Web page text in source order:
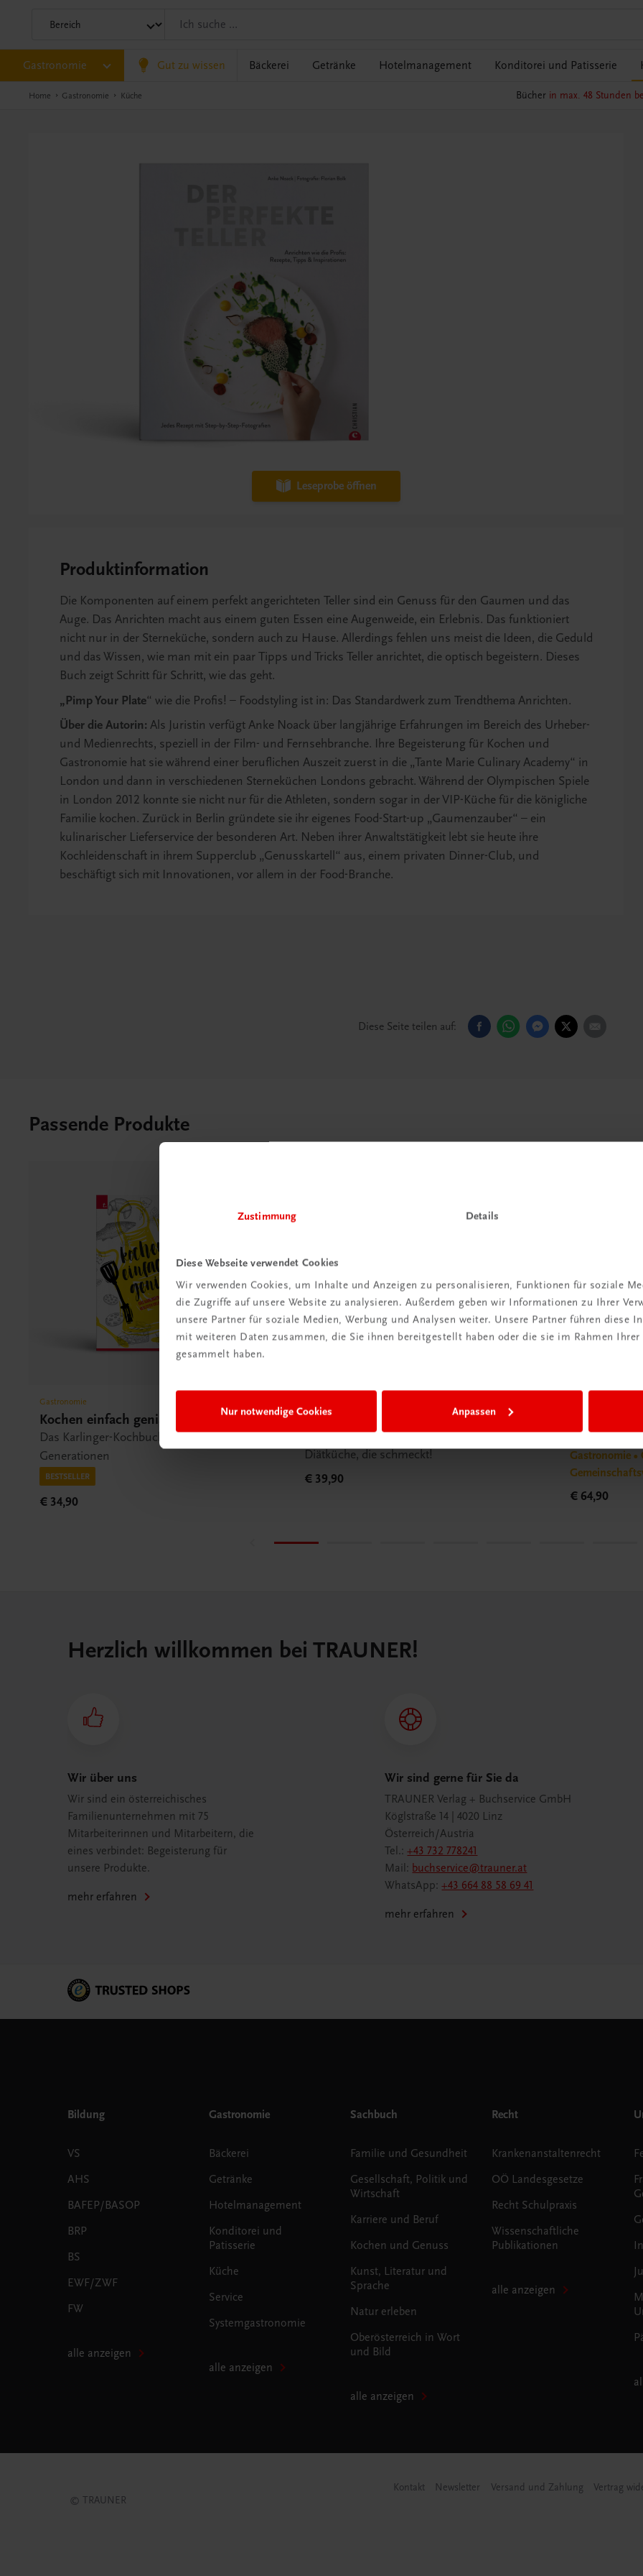
Zustimmung Details
Diese Webseite verwendet Cookies
Wir verwenden Cookies, um Inhalte und Anzeigen zu personalisieren, Funktionen für soziale
die Zugriffe auf unsere Website zu analysieren. Außerdem geben wir Informationen zu Ihrer
unsere Partner für soziale Medien, Werbung und Analysen weiter. Unsere Partner führen diese
mit weiteren Daten zusammen, die Sie ihnen bereitgestellt haben oder die sie im Rahmen
gesammelt haben.
Nur notwendige Cookies Anpassen
Gastronomie Gut zu wissen Bäckerei Getränke Hotelmanagement Konditorei und Patisserie
Home Gastronomie Küche Bücher in max. 48 Stunden
Leseprobe öffnen
Produktinformation
Die Komponenten auf einem perfekt angerichteten Teller sind ein Genuss für den Gaumen und das
Auge. Das Anrichten macht aus einem guten Essen eine Augenweide, ein Erlebnis. Das funktioniert
nicht nur in der Sterneküche, sondern auch zu Hause. Allerdings fehlen uns meist die Ideen, die Geduld
und das Wissen, wie man mit ein paar Tipps und Tricks Teller anrichtet, die optisch begeistern. Dieses
Buch zeigt Schritt für Schritt, wie das geht.
„Pimp Your Plate“ wie die Profis! – Foodstyling ist in: Das Standardwerk zum Trendthema Anrichten.
Über die Autorin: Als Juristin verfügt Anke Noack über langjährige Erfahrungen im Bereich des Urheber-
und Medienrechts, speziell in der Film- und Fernsehbranche. Ihre Begeisterung für Kochen und
Gastronomie hat sie während einer beruflichen Auszeit zuerst in die „Tante Marie Culinary Academy“ in
London und dann in verschiedenen Sterneküchen Londons gebracht. Während der Olympischen Spiele
in London 2012 konnte sie nicht nur für die Athleten, sondern sogar in der VIP-Küche für die königliche
Familie kochen. Zurück in Berlin gründete sie ihr eigenes Food-Start-up „Gaumenzauber“ – ein
kulinarischer Lieferservice der besonderen Art. Neben ihrer Anwaltstätigkeit lebt sie heute ihre
Kochleidenschaft in ihrem Supperclub „Genusskartell“ aus, einem privaten Dinner-Club, und
beschäftigt sich mit Innovationen, vor allem in der Food-Branche.
Diese Seite teilen auf:
Passende Produkte
Gastronomie
Kochen einfach genial
Das Karlinger-Kochbuch – Begleiter vieler
Generationen
BESTSELLER
€ 34,90
Kulinarische Diätküche – Gesund
kochen für Genießer
Diätküche, die schmeckt!
€ 39,90
Kochen im
Viele
Gastronomie •
€ 64,90
Herzlich willkommen bei TRAUNER!
Wir über uns
Wir sind ein österreichisches
Familienunternehmen mit 75
Mitarbeiterinnen und Mitarbeitern, die
eines verbindet: Begeisterung für
unsere Produkte.
mehr erfahren
Wir sind gerne für Sie da
TRAUNER Verlag + Buchservice GmbH
Köglstraße 14 | 4020 Linz
Österreich/Austria
Tel.:+43 732 778241
Mail: buchservice@trauner.at
WhatsApp:+43 664 88 58 69 41
mehr erfahren
Bildung
VS
AHS
BAFEP/BASOP
BRP
BS
EWF/ZWF
FW
alle anzeigen
Gastronomie
Bäckerei
Getränke
Hotelmanagement
Konditorei und
Patisserie
Küche
Service
Systemgastronomie
alle anzeigen
Sachbuch
Familie und Gesundheit
Gesellschaft, Politik und
Wirtschaft
Karriere und Beruf
Kochen und Genuss
Kunst, Literatur und
Sprache
Natur erleben
Oberösterreich in Wort
und Bild
alle anzeigen
Recht
Krankenanstaltenrecht
OÖ Landesgesetze
Recht Schulpraxis
Wissenschaftliche
Publikationen
alle anzeigen
© TRAUNER
Kontakt Newsletter Versand und Zahlung Vertrag